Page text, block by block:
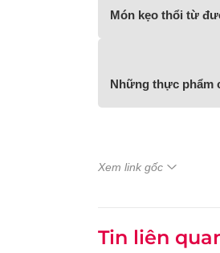
Món kẹo thổi từ
Những thực phẩm
Xem link gốc
Tin liên